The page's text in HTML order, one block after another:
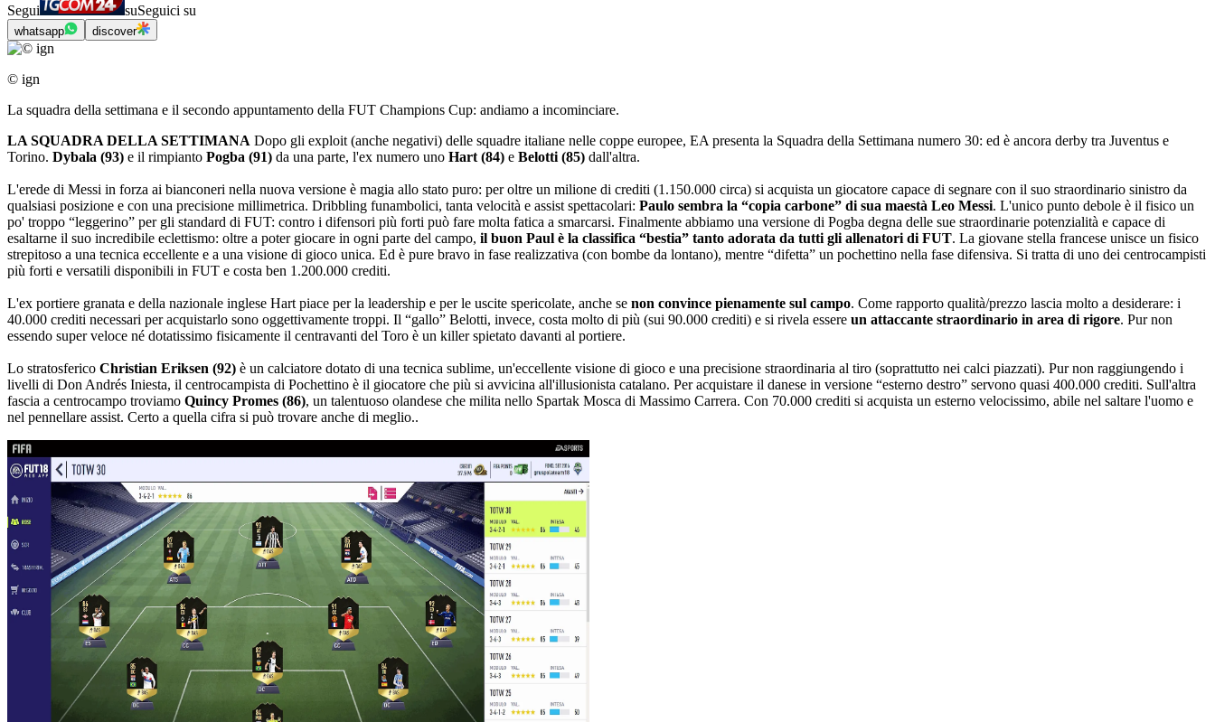
Segui suSeguici su
whatsapp discover
© ign
La squadra della settimana e il secondo appuntamento della FUT Champions Cup: andiamo a incominciare.
LA SQUADRA DELLA SETTIMANA Dopo gli exploit (anche negativi) delle squadre italiane nelle coppe europee, EA presenta la Squadra della Settimana numero 30: ed è ancora derby tra Juventus e
Torino. Dybala (93) e il rimpianto Pogba (91) da una parte, l'ex numero uno Hart (84) e Belotti (85) dall'altra.
L'erede di Messi in forza ai bianconeri nella nuova versione è magia allo stato puro: per oltre un milione di crediti (1.150.000 circa) si acquista un giocatore capace di segnare con il suo straordinario sinistro da
qualsiasi posizione e con una precisione millimetrica. Dribbling funambolici, tanta velocità e assist spettacolari: Paulo sembra la “copia carbone” di sua maestà Leo Messi. L'unico punto debole è il fisico un
po' troppo “leggerino” per gli standard di FUT: contro i difensori più forti può fare molta fatica a smarcarsi. Finalmente abbiamo una versione di Pogba degna delle sue straordinarie potenzialità e capace di
esaltarne il suo incredibile eclettismo: oltre a poter giocare in ogni parte del campo, il buon Paul è la classifica “bestia” tanto adorata da tutti gli allenatori di FUT. La giovane stella francese unisce un fisico
strepitoso a una tecnica eccellente e a una visione di gioco unica. Ed è pure bravo in fase realizzativa (con bombe da lontano), mentre “difetta” un pochettino nella fase difensiva. Si tratta di uno dei centrocampisti
più forti e versatili disponibili in FUT e costa ben 1.200.000 crediti.
L'ex portiere granata e della nazionale inglese Hart piace per la leadership e per le uscite spericolate, anche se non convince pienamente sul campo. Come rapporto qualità/prezzo lascia molto a desiderare: i
40.000 crediti necessari per acquistarlo sono oggettivamente troppi. Il “gallo” Belotti, invece, costa molto di più (sui 90.000 crediti) e si rivela essere un attaccante straordinario in area di rigore. Pur non
essendo super veloce né dotatissimo fisicamente il centravanti del Toro è un killer spietato davanti al portiere.
Lo stratosferico Christian Eriksen (92) è un calciatore dotato di una tecnica sublime, un'eccellente visione di gioco e una precisione straordinaria al tiro (soprattutto nei calci piazzati). Pur non raggiungendo i
livelli di Don Andrés Iniesta, il centrocampista di Pochettino è il giocatore che più si avvicina all'illusionista catalano. Per acquistare il danese in versione “esterno destro” servono quasi 400.000 crediti. Sull'altra
fascia a centrocampo troviamo Quincy Promes (86), un talentuoso olandese che milita nello Spartak Mosca di Massimo Carrera. Con 70.000 crediti si acquista un esterno velocissimo, abile nel saltare l'uomo e
nel pennellare assist. Certo a quella cifra si può trovare anche di meglio..